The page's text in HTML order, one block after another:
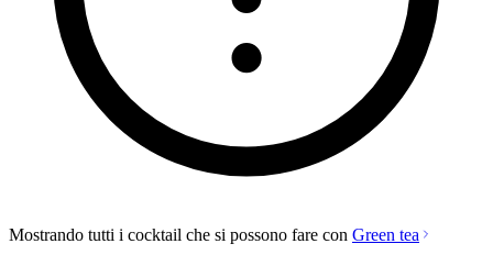
Mostrando tutti i cocktail che si possono fare con Green tea